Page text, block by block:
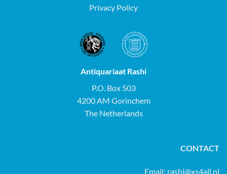
Privacy Policy
Antiquariaat Rashi
P.O. Box 503
4200 AM Gorinchem
The Netherlands
CONTACT
Email: rashi@xs4all.nl